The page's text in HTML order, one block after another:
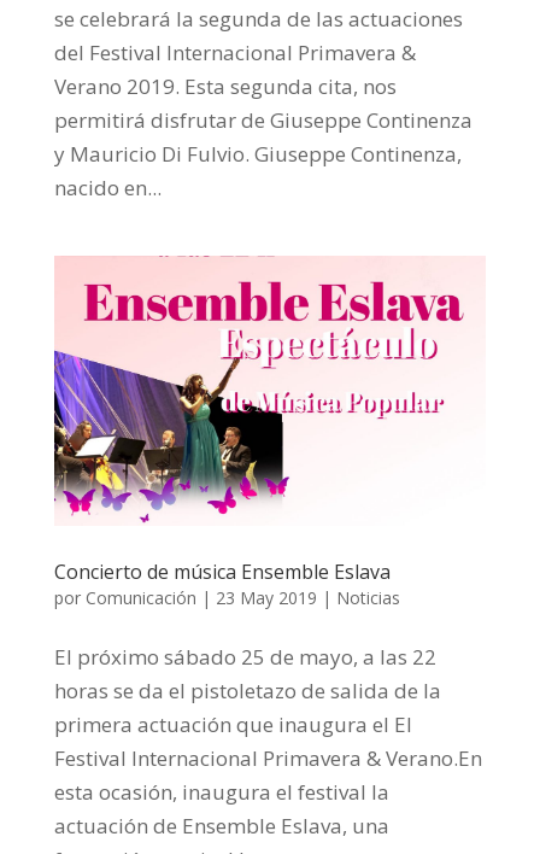
se celebrará la segunda de las actuaciones
del Festival Internacional Primavera &
Verano 2019. Esta segunda cita, nos
permitirá disfrutar de Giuseppe Continenza
y Mauricio Di Fulvio. Giuseppe Continenza,
nacido en...
Concierto de música Ensemble Eslava
por Comunicación | 23 May 2019 | Noticias
El próximo sábado 25 de mayo, a las 22
horas se da el pistoletazo de salida de la
primera actuación que inaugura el El
Festival Internacional Primavera & Verano.En
esta ocasión, inaugura el festival la
actuación de Ensemble Eslava, una